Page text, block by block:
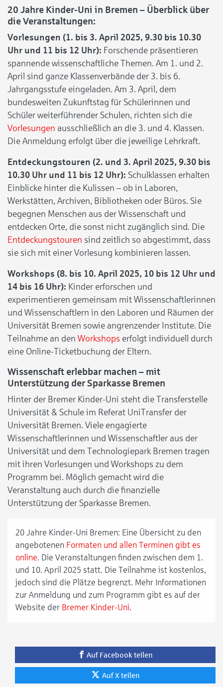
20 Jahre Kinder-Uni in Bremen – Überblick über
die Veranstaltungen:
Vorlesungen (1. bis 3. April 2025, 9.30 bis 10.30
Uhr und 11 bis 12 Uhr): Forschende präsentieren
spannende wissenschaftliche Themen. Am 1. und 2.
April sind ganze Klassenverbände der 3. bis 6.
Jahrgangsstufe eingeladen. Am 3. April, dem
bundesweiten Zukunftstag für Schülerinnen und
Schüler weiterführender Schulen, richten sich die
Vorlesungen ausschließlich an die 3. und 4. Klassen.
Die Anmeldung erfolgt über die jeweilige Lehrkraft.
Entdeckungstouren (2. und 3. April 2025, 9.30 bis
10.30 Uhr und 11 bis 12 Uhr): Schulklassen erhalten
Einblicke hinter die Kulissen – ob in Laboren,
Werkstätten, Archiven, Bibliotheken oder Büros. Sie
begegnen Menschen aus der Wissenschaft und
entdecken Orte, die sonst nicht zugänglich sind. Die
Entdeckungstouren sind zeitlich so abgestimmt, dass
sie sich mit einer Vorlesung kombinieren lassen.
Workshops (8. bis 10. April 2025, 10 bis 12 Uhr und
14 bis 16 Uhr): Kinder erforschen und
experimentieren gemeinsam mit Wissenschaftlerinnen
und Wissenschaftlern in den Laboren und Räumen der
Universität Bremen sowie angrenzender Institute. Die
Teilnahme an den Workshops erfolgt individuell durch
eine Online-Ticketbuchung der Eltern.
Wissenschaft erlebbar machen – mit
Unterstützung der Sparkasse Bremen
Hinter der Bremer Kinder-Uni steht die Transferstelle
Universität & Schule im Referat UniTransfer der
Universität Bremen. Viele engagierte
Wissenschaftlerinnen und Wissenschaftler aus der
Universität und dem Technologiepark Bremen tragen
mit ihren Vorlesungen und Workshops zu dem
Programm bei. Möglich gemacht wird die
Veranstaltung auch durch die finanzielle
Unterstützung der Sparkasse Bremen.
20 Jahre Kinder-Uni Bremen: Eine Übersicht zu den
angebotenen Formaten und allen Terminen gibt es
online. Die Veranstaltungen finden zwischen dem 1.
und 10. April 2025 statt. Die Teilnahme ist kostenlos,
jedoch sind die Plätze begrenzt. Mehr Informationen
zur Anmeldung und zum Programm gibt es auf der
Website der Bremer Kinder-Uni.
Auf Facebook teilen
Auf X teilen